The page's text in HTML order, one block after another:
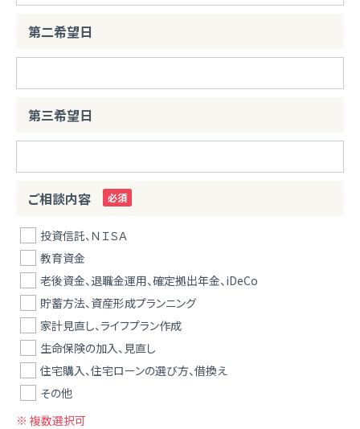
第二希望日
第三希望日
ご相談内容
投資信託、ＮＩＳＡ
教育資金
老後資金、退職金運用、確定拠出年金、iDeCo
貯蓄方法、資産形成プランニング
家計見直し、ライフプラン作成
生命保険の加入、見直し
住宅購入、住宅ローンの選び方、借換え
その他
※ 複数選択可